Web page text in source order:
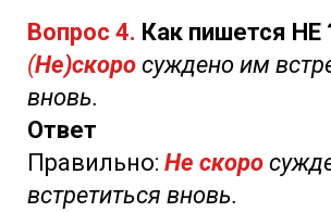
Вопрос 4. Как пишется НЕ
(Не)скоро суждено им
вновь.
Ответ
Правильно: Не скоро
встретиться вновь.